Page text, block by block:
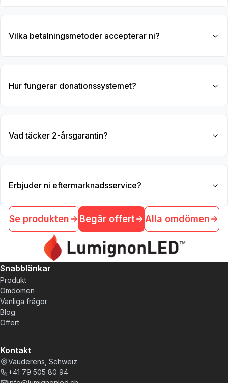
Vilka betalningsmetoder accepterar ni?
Hur fungerar donationssystemet?
Vad täcker 2-årsgarantin?
Erbjuder ni eftermarknadsservice?
Se produkten Begär offert Alla omdömen
Snabblänkar
Produkt
Omdömen
Vanliga frågor
Blog
Offert
Kontakt
Vauderens, Schweiz
+41 79 505 80 94